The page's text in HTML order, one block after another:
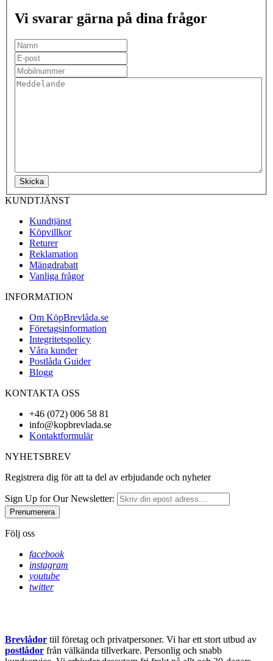
Vi svarar gärna på dina frågor
Skicka
KUNDTJÄNST
Kundtjänst
Köpvillkor
Returer
Reklamation
Mängdrabatt
Vanliga frågor
INFORMATION
Om KöpBrevlåda.se
Företagsinformation
Integritetspolicy
Våra kunder
Postlåda Guider
Blogg
KONTAKTA OSS
+46 (072) 006 58 81
info@kopbrevlada.se
Kontaktformulär
NYHETSBREV
Registrera dig för att ta del av erbjudande och nyheter
Sign Up for Our Newsletter:
Prenumerera
Följ oss
facebook
instagram
youtube
twitter
Brevlådor tiil företag och privatpersoner. Vi har ett stort utbud av
postlådor från välkända tillverkare. Personlig och snabb